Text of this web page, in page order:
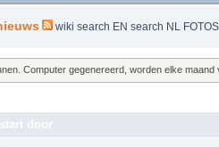
wiki search EN search NL FOTOS
Computer gegenereerd, worden elke
door